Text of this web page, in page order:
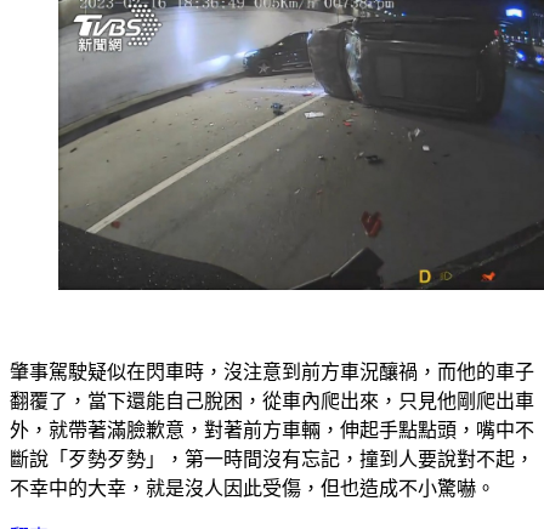
肇事駕駛疑似在閃車時，沒注意到前方車況釀禍，而他的車子
翻覆了，當下還能自己脫困，從車內爬出來，只見他剛爬出車
外，就帶著滿臉歉意，對著前方車輛，伸起手點點頭，嘴中不
斷說「歹勢歹勢」，第一時間沒有忘記，撞到人要說對不起，
不幸中的大幸，就是沒人因此受傷，但也造成不小驚嚇。